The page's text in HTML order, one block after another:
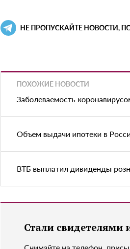
НЕ ПРОПУСКАЙТЕ НОВОСТИ,
ПОХОЖИЕ НОВОСТИ
Заболеваемость
Объем выдачи ипотеки в
ВТБ выплатил дивиденды
Стали свидетелями